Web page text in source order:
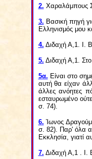
2. Χαραλάμπους
3. Βασική πηγή
Ελληνισμός μου
4. Διδαχή Α,1. Ι.
5. Διδαχή Α,1. Στο
5α. Είναι στο
αυτή θα είχαν
άλλες ανόητες
εσταυρωμένο
σ. 74).
6. Ίωνος
σ. 82). Παρ' όλα
Εκκλησία, γιατί
7. Διδαχή Α,1 . Ι.